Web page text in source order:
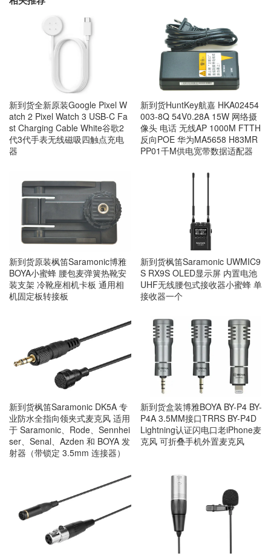
新到货全新原装Google Pixel W
atch 2 Pixel Watch 3 USB-C Fa
st Charging Cable White谷歌2
代3代手表无线磁吸四触点充电
器
新到货HuntKey航嘉 HKA02454
003-8Q 54V0.28A 15W 网络摄
像头 电话 无线AP 1000M FTTH
反向POE 华为MA5658 H83MR
PP01千M供电宽带数据适配器
新到货原装枫笛Saramonic博雅
BOYA小蜜蜂 腰包麦弹簧热靴安
装支架 冷靴座相机卡板 通用相
机固定板转接板
新到货枫笛Saramonic UWMIC9
S RX9S OLED显示屏 内置电池
UHF无线腰包式接收器小蜜蜂 单
接收器一个
新到货枫笛Saramonic DK5A 专
业防水全指向领夹式麦克风 适用
于 Saramonic、Rode、Sennhei
ser、Senal、Azden 和 BOYA 发
射器（带锁定 3.5mm 连接器）
新到货盒装博雅BOYA BY-P4 BY-
P4A 3.5MM接口TRRS BY-P4D
Lightning认证闪电口老iPhone麦
克风 可折叠手机外置麦克风